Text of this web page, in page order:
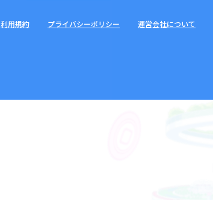
利用規約 プライバシーポリシー 運営会社について